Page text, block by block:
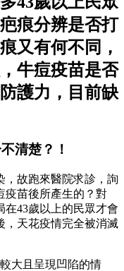
痕分辨是否打
又有何不同，
牛痘疫苗是否
護力，目前缺
清楚？！
，故跑來醫院求診，詢
疫苗後所產生的？對
在43歲以上的民眾才會
，天花疫情完全被消滅
大且呈現凹陷的情